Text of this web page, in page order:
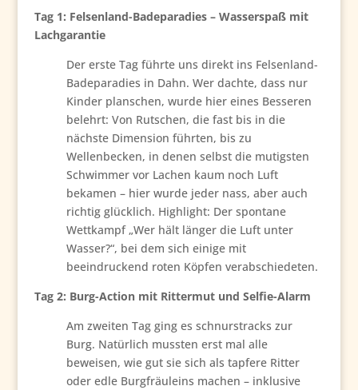
Tag 1: Felsenland-Badeparadies – Wasserspaß mit
Lachgarantie
Der erste Tag führte uns direkt ins Felsenland-
Badeparadies in Dahn. Wer dachte, dass nur
Kinder planschen, wurde hier eines Besseren
belehrt: Von Rutschen, die fast bis in die
nächste Dimension führten, bis zu
Wellenbecken, in denen selbst die mutigsten
Schwimmer vor Lachen kaum noch Luft
bekamen – hier wurde jeder nass, aber auch
richtig glücklich. Highlight: Der spontane
Wettkampf „Wer hält länger die Luft unter
Wasser?“, bei dem sich einige mit
beeindruckend roten Köpfen verabschiedeten.
Tag 2: Burg-Action mit Rittermut und Selfie-Alarm
Am zweiten Tag ging es schnurstracks zur
Burg. Natürlich mussten erst mal alle
beweisen, wie gut sie sich als tapfere Ritter
oder edle Burgfräuleins machen – inklusive